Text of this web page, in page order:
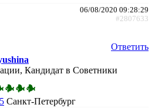
06/08/2020 09:28:29
#2807633
Ответить
Кандидат в Советники
Санкт-Петербург